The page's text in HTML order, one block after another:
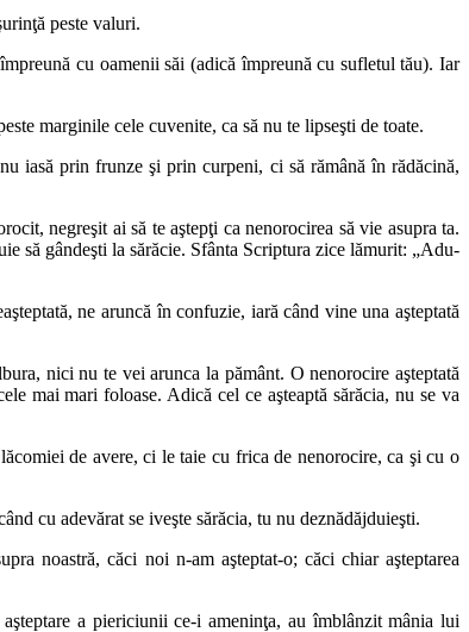
peste valuri.
cu oamenii săi (adică împreună cu sufletul tău). Iar
marginile cele cuvenite, ca să nu te lipseşti de toate.
iasă prin frunze şi prin curpeni, ci să rămână în rădăcină,
negreşit ai să te aştepţi ca nenorocirea să vie asupra ta.
să gândeşti la sărăcie. Sfânta Scriptura zice lămurit: „Adu-
ne aruncă în confuzie, iară când vine una aşteptată
nici nu te vei arunca la pământ. O nenorocire aşteptată
mai mari foloase. Adică cel ce aşteaptă sărăcia, nu se va
de avere, ci le taie cu frica de nenorocire, ca şi cu o
cu adevărat se iveşte sărăcia, tu nu deznădăjduieşti.
noastră, căci noi n-am aşteptat-o; căci chiar aşteptarea
a piericiunii ce-i ameninţa, au îmblânzit mânia lui